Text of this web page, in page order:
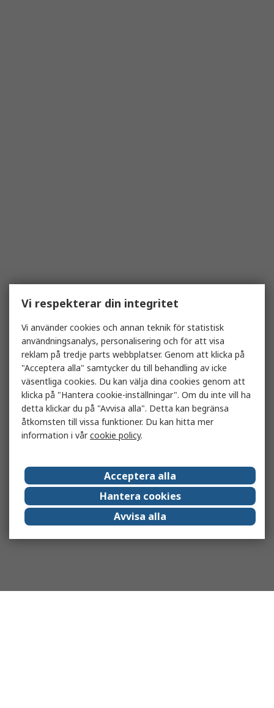
Vi respekterar din integritet
Vi använder cookies och annan teknik för statistisk
användningsanalys, personalisering och för att visa
reklam på tredje parts webbplatser. Genom att klicka på
"Acceptera alla" samtycker du till behandling av icke
väsentliga cookies. Du kan välja dina cookies genom att
klicka på "Hantera cookie-inställningar". Om du inte vill ha
detta klickar du på "Avvisa alla". Detta kan begränsa
åtkomsten till vissa funktioner. Du kan hitta mer
information i vårcookie policy.
Acceptera alla
Hantera cookies
Avvisa alla